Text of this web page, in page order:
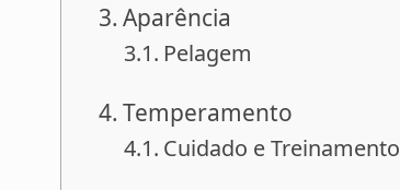
Aparência
Pelagem
Temperamento
Cuidado e Treinamento